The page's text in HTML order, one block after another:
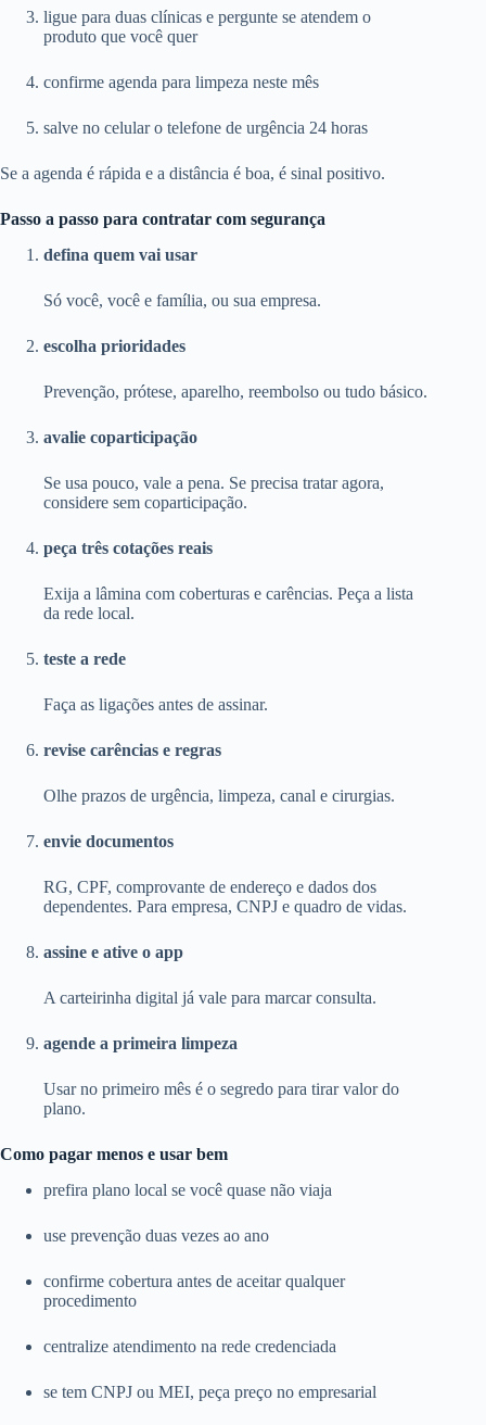
ligue para duas clínicas e pergunte se atendem o
produto que você quer
confirme agenda para limpeza neste mês
salve no celular o telefone de urgência 24 horas
Se a agenda é rápida e a distância é boa, é sinal positivo.
Passo a passo para contratar com segurança
defina quem vai usar
Só você, você e família, ou sua empresa.
escolha prioridades
Prevenção, prótese, aparelho, reembolso ou tudo básico.
avalie coparticipação
Se usa pouco, vale a pena. Se precisa tratar agora,
considere sem coparticipação.
peça três cotações reais
Exija a lâmina com coberturas e carências. Peça a lista
da rede local.
teste a rede
Faça as ligações antes de assinar.
revise carências e regras
Olhe prazos de urgência, limpeza, canal e cirurgias.
envie documentos
RG, CPF, comprovante de endereço e dados dos
dependentes. Para empresa, CNPJ e quadro de vidas.
assine e ative o app
A carteirinha digital já vale para marcar consulta.
agende a primeira limpeza
Usar no primeiro mês é o segredo para tirar valor do
plano.
Como pagar menos e usar bem
prefira plano local se você quase não viaja
use prevenção duas vezes ao ano
confirme cobertura antes de aceitar qualquer
procedimento
centralize atendimento na rede credenciada
se tem CNPJ ou MEI, peça preço no empresarial